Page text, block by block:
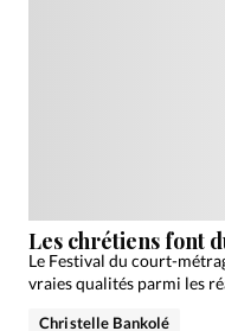
Les chrétiens font
Le Festival du court-
vraies qualités parmi les
Christelle Bankolé